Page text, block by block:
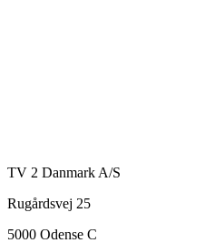
TV 2 Danmark A/S
Rugårdsvej 25
5000 Odense C